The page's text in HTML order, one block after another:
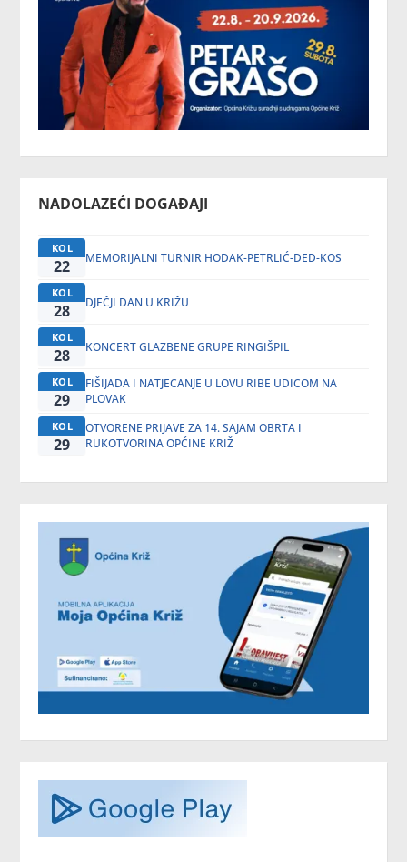
NADOLAZEĆI DOGAĐAJI
KOL
22 MEMORIJALNI TURNIR HODAK-PETRLIĆ-DED-KOS
KOL
28 DJEČJI DAN U KRIŽU
KOL
28 KONCERT GLAZBENE GRUPE RINGIŠPIL
KOL
29
FIŠIJADA I NATJECANJE U LOVU RIBE UDICOM NA
PLOVAK
KOL
29
OTVORENE PRIJAVE ZA 14. SAJAM OBRTA I
RUKOTVORINA OPĆINE KRIŽ